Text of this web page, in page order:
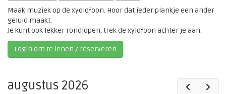
Maak muziek op de xyolofoon. Hoor dat ieder plankje een ander
geluid maakt.
Je kunt ook lekker rondlopen, trek de xylofoon achter je aan.
Login om te lenen / reserveren
augustus 2026